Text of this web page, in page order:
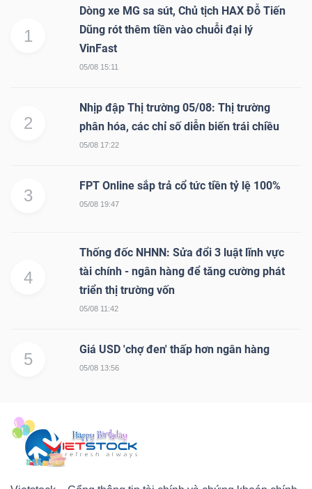
1
Dòng xe MG sa sút, Chủ tịch HAX Đỗ Tiến
Dũng rót thêm tiền vào chuỗi đại lý
VinFast
05/08 15:11
2
Nhịp đập Thị trường 05/08: Thị trường
phân hóa, các chỉ số diễn biến trái chiều
05/08 17:22
3
FPT Online sắp trả cổ tức tiền tỷ lệ 100%
05/08 19:47
4
Thống đốc NHNN: Sửa đổi 3 luật lĩnh vực
tài chính - ngân hàng để tăng cường phát
triển thị trường vốn
05/08 11:42
5
Giá USD 'chợ đen' thấp hơn ngân hàng
05/08 13:56